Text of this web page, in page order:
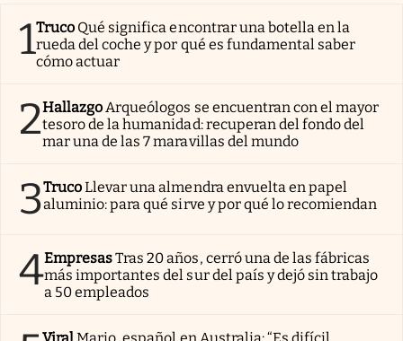
1Truco Qué significa encontrar una botella en la
rueda del coche y por qué es fundamental saber
cómo actuar
2Hallazgo Arqueólogos se encuentran con el mayor
tesoro de la humanidad: recuperan del fondo del
mar una de las 7 maravillas del mundo
3TrucoLlevar una almendra envuelta en papel
aluminio: para qué sirve y por qué lo recomiendan
4EmpresasTras 20 años, cerró una de las fábricas
más importantes del sur del país y dejó sin trabajo
a 50 empleados